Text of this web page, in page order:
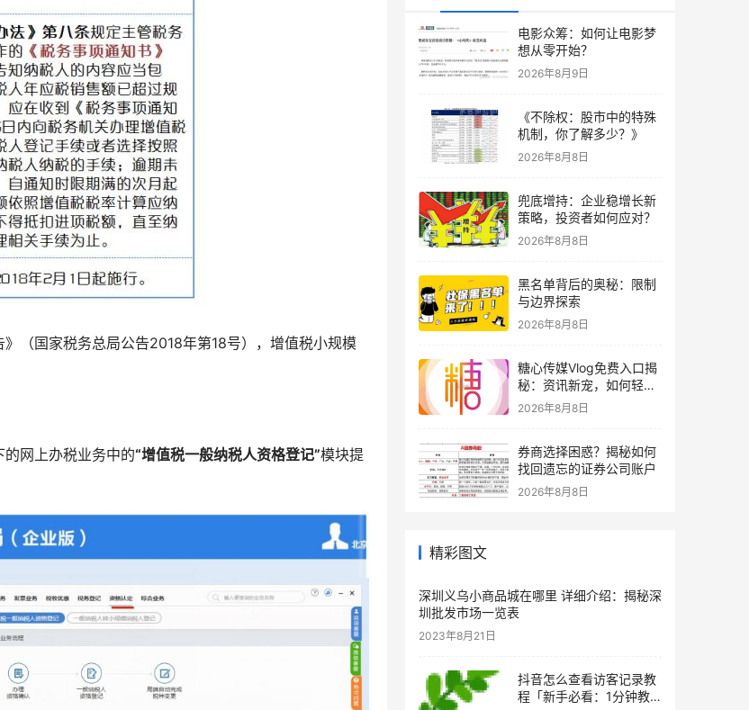
（国家税务总局公告2018年第18号），增值税小规模
网上办税业务中的“增值税一般纳税人资格登记”模块提
电影众筹：如何让电影梦
想从零开始？
2026年8月9日
《不除权：股市中的特殊
机制，你了解多少？》
2026年8月8日
兜底增持：企业稳增长新
策略，投资者如何应对？
2026年8月8日
黑名单背后的奥秘：限制
与边界探索
2026年8月8日
糖心传媒Vlog免费入口揭
秘：资讯新宠，如何轻松
获取？
2026年8月8日
券商选择困惑？揭秘如何
找回遗忘的证券公司账户
2026年8月8日
精彩图文
深圳义乌小商品城在哪里 详细介绍：揭秘深
圳批发市场一览表
2023年8月21日
抖音怎么查看访客记录教
程「新手必看：1分钟教